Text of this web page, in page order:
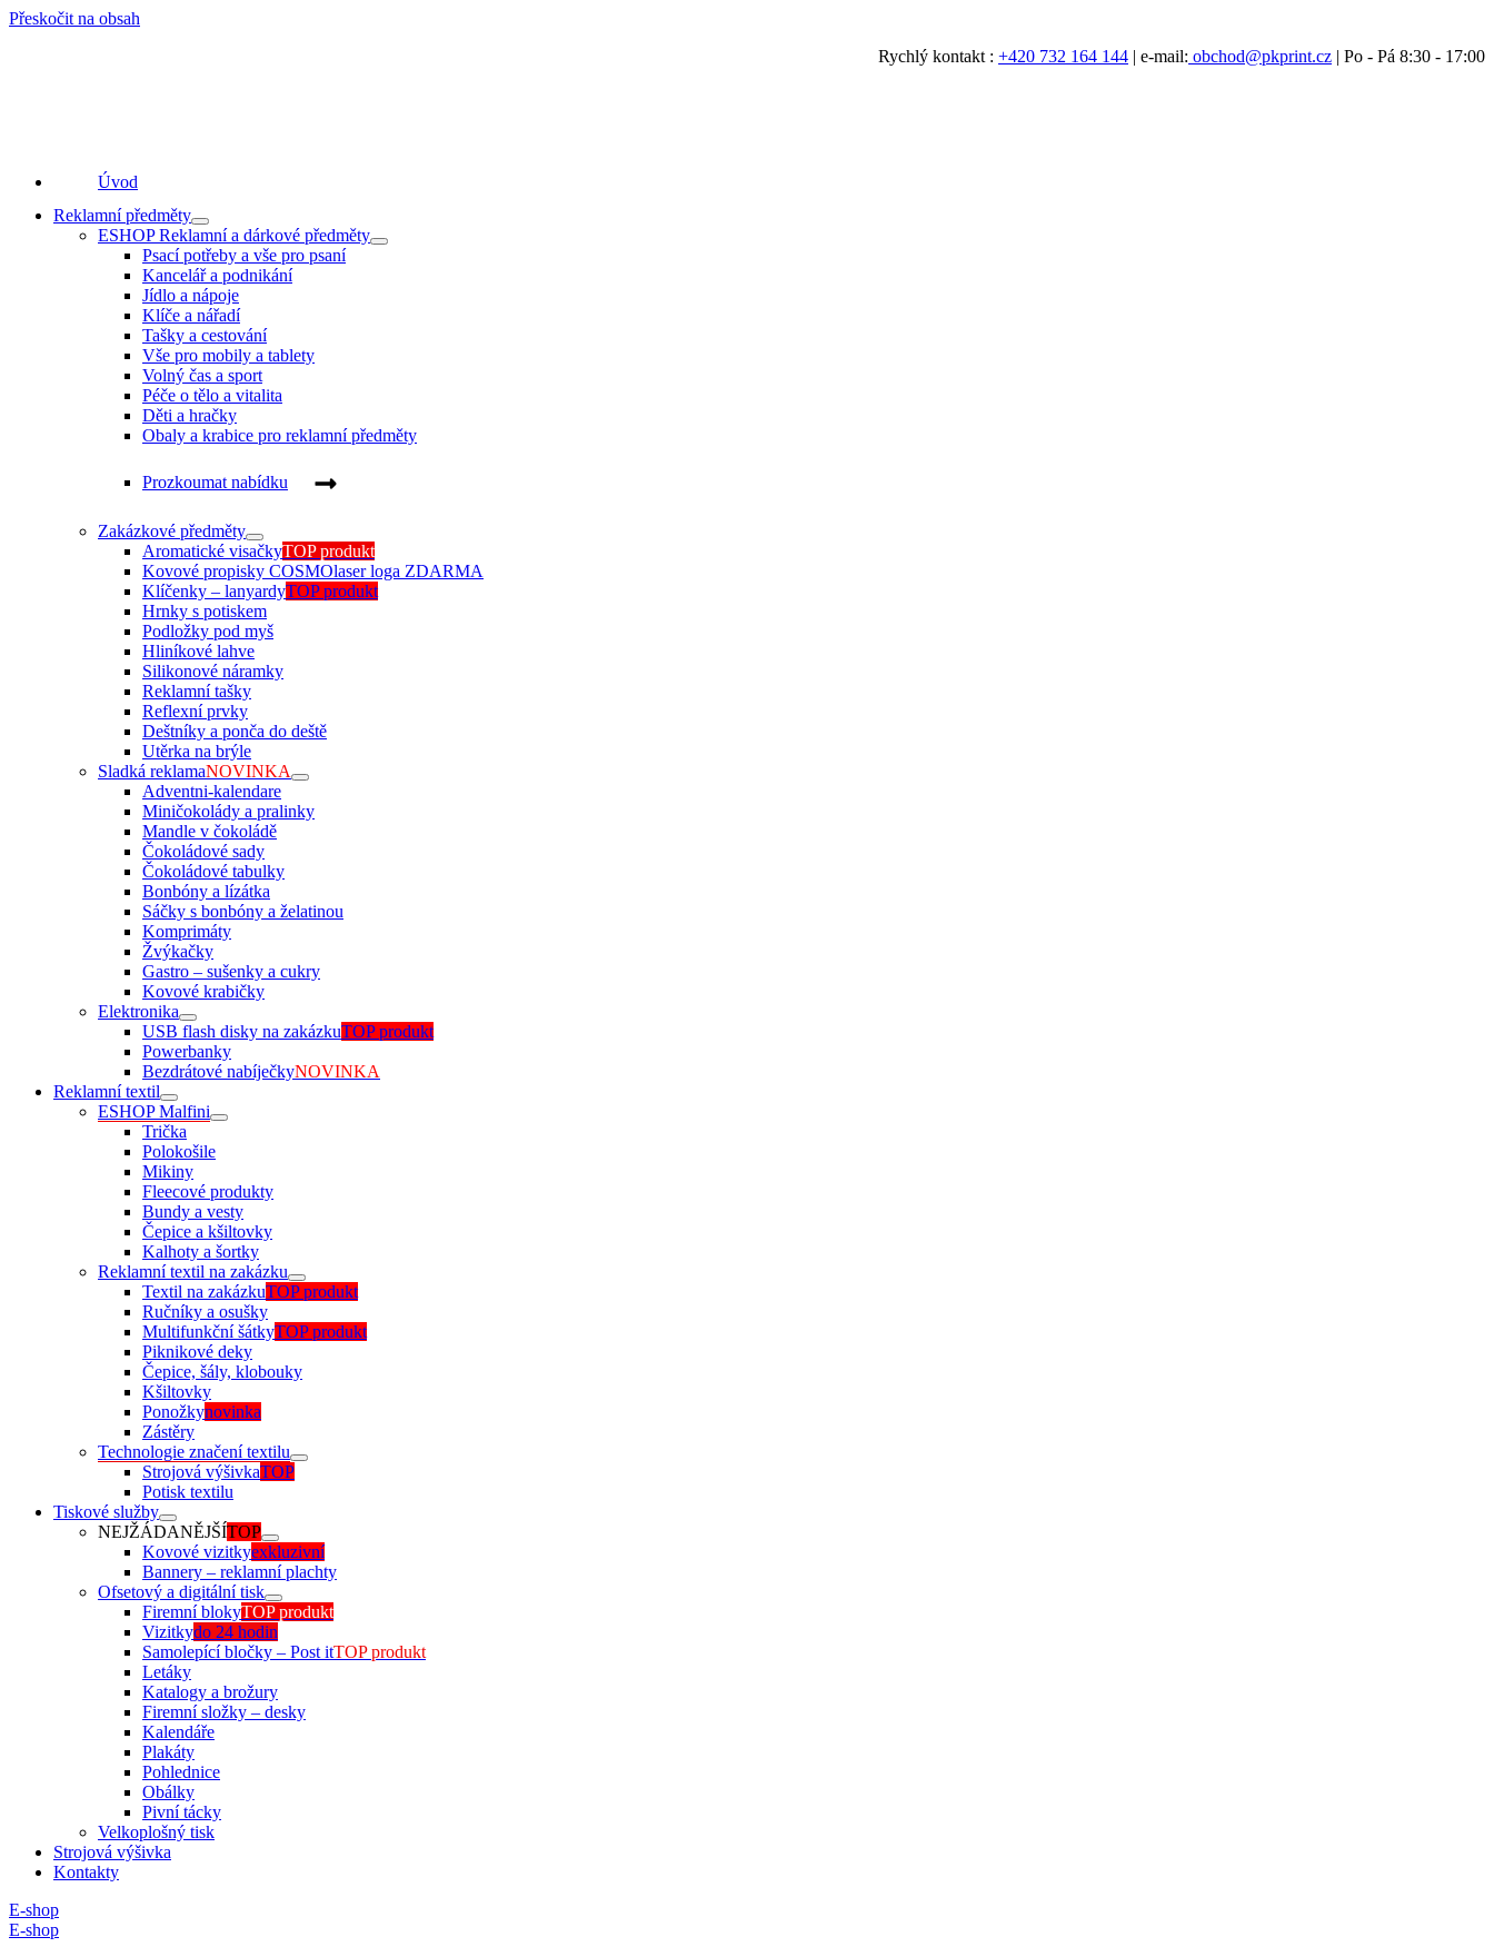
Přeskočit na obsah
Rychlý kontakt : +420 732 164 144 | e-mail: obchod@pkprint.cz | Po - Pá 8:30 - 17:00
Úvod
Reklamní předměty
ESHOP Reklamní a dárkové předměty
Psací potřeby a vše pro psaní
Kancelář a podnikání
Jídlo a nápoje
Klíče a nářadí
Tašky a cestování
Vše pro mobily a tablety
Volný čas a sport
Péče o tělo a vitalita
Děti a hračky
Obaly a krabice pro reklamní předměty
Prozkoumat nabídku
Zakázkové předměty
Aromatické visačkyTOP produkt
Kovové propisky COSMOlaser loga ZDARMA
Klíčenky – lanyardyTOP produkt
Hrnky s potiskem
Podložky pod myš
Hliníkové lahve
Silikonové náramky
Reklamní tašky
Reflexní prvky
Deštníky a ponča do deště
Utěrka na brýle
Sladká reklamaNOVINKA
Adventni-kalendare
Miničokolády a pralinky
Mandle v čokoládě
Čokoládové sady
Čokoládové tabulky
Bonbóny a lízátka
Sáčky s bonbóny a želatinou
Komprimáty
Žvýkačky
Gastro – sušenky a cukry
Kovové krabičky
Elektronika
USB flash disky na zakázkuTOP produkt
Powerbanky
Bezdrátové nabíječkyNOVINKA
Reklamní textil
ESHOP Malfini
Trička
Polokošile
Mikiny
Fleecové produkty
Bundy a vesty
Čepice a kšiltovky
Kalhoty a šortky
Reklamní textil na zakázku
Textil na zakázkuTOP produkt
Ručníky a osušky
Multifunkční šátkyTOP produkt
Piknikové deky
Čepice, šály, klobouky
Kšiltovky
Ponožkynovinka
Zástěry
Technologie značení textilu
Strojová výšivkaTOP
Potisk textilu
Tiskové služby
NEJŽÁDANĚJŠÍTOP
Kovové vizitkyexkluzivní
Bannery – reklamní plachty
Ofsetový a digitální tisk
Firemní blokyTOP produkt
Vizitkydo 24 hodin
Samolepící bločky – Post itTOP produkt
Letáky
Katalogy a brožury
Firemní složky – desky
Kalendáře
Plakáty
Pohlednice
Obálky
Pivní tácky
Velkoplošný tisk
Strojová výšivka
Kontakty
E-shop
E-shop